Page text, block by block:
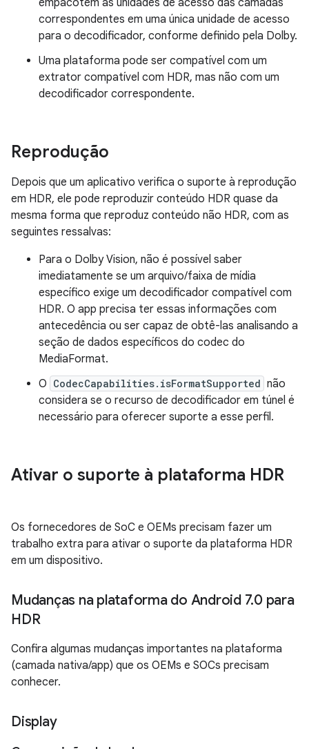
correspondentes em uma única unidade de acesso
para o decodificador, conforme definido pela Dolby.
Uma plataforma pode ser compatível com um
extrator compatível com HDR, mas não com um
decodificador correspondente.
Reprodução
Depois que um aplicativo verifica o suporte à reprodução
em HDR, ele pode reproduzir conteúdo HDR quase da
mesma forma que reproduz conteúdo não HDR, com as
seguintes ressalvas:
Para o Dolby Vision, não é possível saber
imediatamente se um arquivo/faixa de mídia
específico exige um decodificador compatível com
HDR. O app precisa ter essas informações com
antecedência ou ser capaz de obtê-las analisando a
seção de dados específicos do codec do
MediaFormat.
O CodecCapabilities.isFormatSupported não
considera se o recurso de decodificador em túnel é
necessário para oferecer suporte a esse perfil.
Ativar o suporte à plataforma HDR
Os fornecedores de SoC e OEMs precisam fazer um
trabalho extra para ativar o suporte da plataforma HDR
em um dispositivo.
Mudanças na plataforma do Android 7.0 para
HDR
Confira algumas mudanças importantes na plataforma
(camada nativa/app) que os OEMs e SOCs precisam
conhecer.
Display